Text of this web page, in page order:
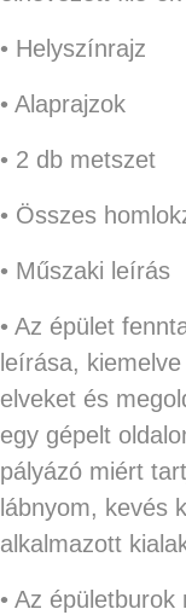
• Helyszínrajz
• Alaprajzok
• 2 db metszet
• Összes
• Műszaki leírás
• Az épület
leírása,
elveket és
egy gépelt
pályázó miért
lábnyom, kevés
alkalmazott
• Az